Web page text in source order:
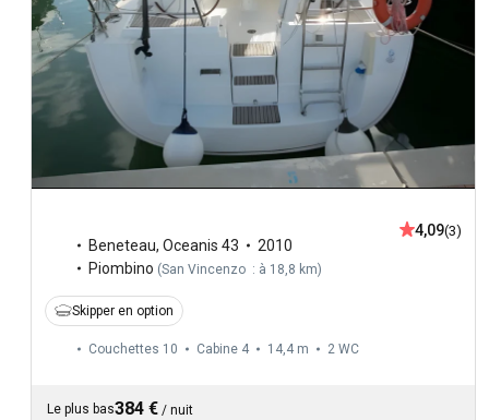
Beneteau, Oceanis 43
2010
Piombino (San Vincenzo : à 18,8 km)
4,09(3)
Skipper en option
Couchettes 10 Cabine 4 14,4 m 2 WC
Le plus bas384 € / nuit